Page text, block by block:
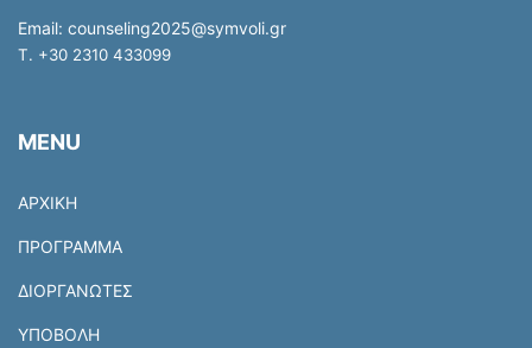
Email: counseling2025@symvoli.gr
T. +30 2310 433099
MENU
ΑΡΧΙΚΗ
ΠΡΟΓΡΑΜΜΑ
ΔΙΟΡΓΑΝΩΤΕΣ
ΥΠΟΒΟΛΗ